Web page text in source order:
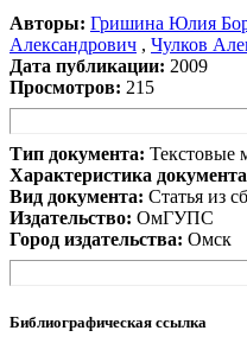
Авторы: Гришина Юлия
Александрович , Чулков
Дата публикации: 2009
Просмотров: 215
Тип документа: Текстовые
Характеристика
Вид документа: Статья из
Издательство: ОмГУПС
Город издательства: Омск
Библиографическая ссылка